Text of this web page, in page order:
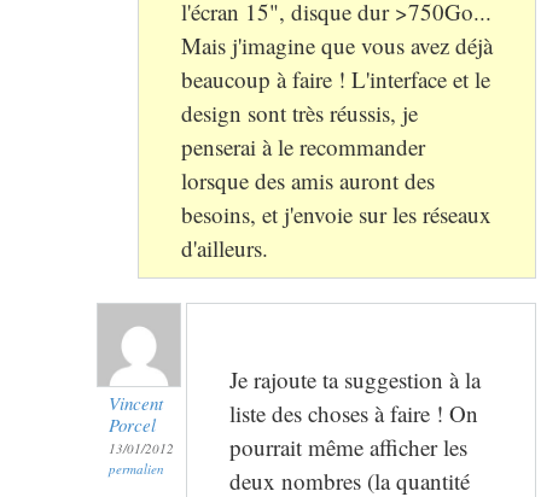
l'écran 15", disque dur >750Go...
Mais j'imagine que vous avez déjà
beaucoup à faire ! L'interface et le
design sont très réussis, je
penserai à le recommander
lorsque des amis auront des
besoins, et j'envoie sur les réseaux
d'ailleurs.
Vincent
Porcel
13/01/2012
permalien
Je rajoute ta suggestion à la
liste des choses à faire ! On
pourrait même afficher les
deux nombres (la quantité